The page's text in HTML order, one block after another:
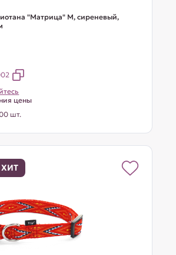
"Матрица" M, сиреневый,
цены
шт.
ХИТ